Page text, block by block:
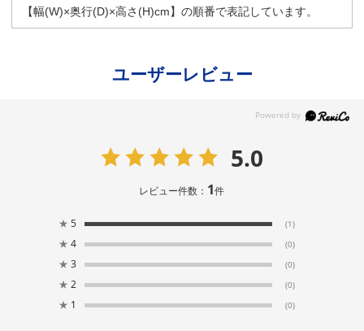
【幅(W)×奥行(D)×高さ(H)cm】の順番で表記しています。
ユーザーレビュー
5.0
レビュー件数： 1件
★ 5 (1)
★ 4 (0)
★ 3 (0)
★ 2 (0)
★ 1 (0)